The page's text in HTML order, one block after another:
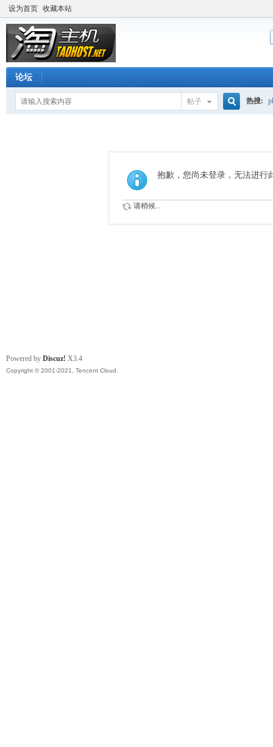
设为首页 收藏本站
论坛
帖子
索
热搜:
抱歉，您尚未登录，无法进行
请稍候...
Powered by Discuz! X3.4
Copyright © 2001-2021, Tencent Cloud.